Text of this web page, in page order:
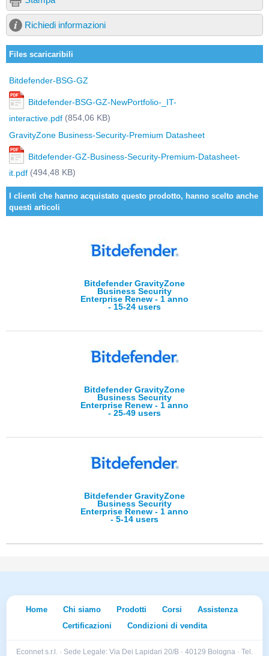
Richiedi informazioni
Files scaricaribili
Bitdefender-BSG-GZ
Bitdefender-BSG-GZ-NewPortfolio-_IT-
interactive.pdf (854,06 KB)
GravityZone Business-Security-Premium Datasheet
Bitdefender-GZ-Business-Security-Premium-Datasheet-
it.pdf (494,48 KB)
I clienti che hanno acquistato questo prodotto, hanno scelto anche
questi articoli
Bitdefender GravityZone
Business Security
Enterprise Renew - 1 anno
- 15-24 users
Bitdefender GravityZone
Business Security
Enterprise Renew - 1 anno
- 25-49 users
Bitdefender GravityZone
Business Security
Enterprise Renew - 1 anno
- 5-14 users
Home Chi siamo Prodotti Corsi
Assistenza
Certificazioni
Condizioni di vendita
Econnet s.r.l. · Sede Legale: Via Dei Lapidari 20/B · 40129 Bologna · Tel.